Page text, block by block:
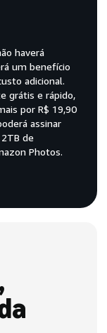
haverá
um benefício
adicional.
grátis e rápido,
por R$ 19,90
assinar
de
Photos.